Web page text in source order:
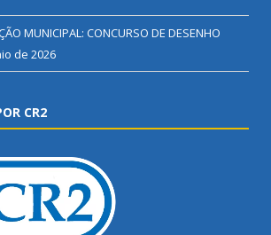
MUNICIPAL: CONCURSO DE DESENHO
de 2026
CR2